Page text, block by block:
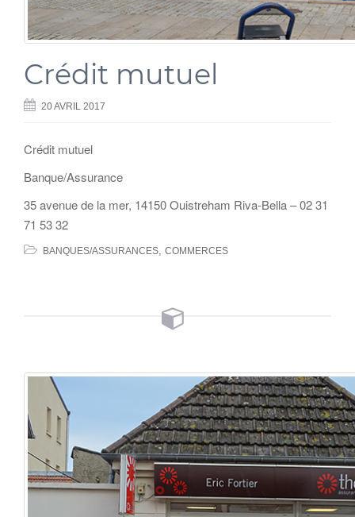
Crédit mutuel
20 AVRIL 2017
Crédit mutuel
Banque/Assurance
35 avenue de la mer, 14150 Ouistreham Riva-Bella – 02 31
71 53 32
BANQUES/ASSURANCES COMMERCES